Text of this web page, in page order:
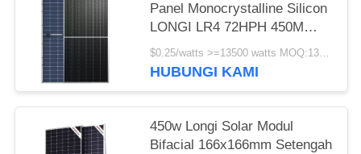
Panel Monocrystalline Silicon
LONGI LR4 72HPH 450M
Garansi 25 Tahun
HUBUNGI KAMI
450w Longi Solar Modul
Bifacial 166x166mm Setengah